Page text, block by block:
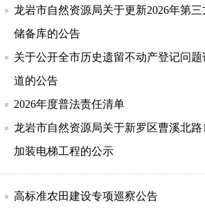
龙岩市自然资源局关于更新2026年第
储备库的公告
关于公开全市历史遗留不动产登记问
道的公告
2026年度普法责任清单
龙岩市自然资源局关于新罗区曹溪北路
加装电梯工程的公示
高标准农田建设专项巡察公告